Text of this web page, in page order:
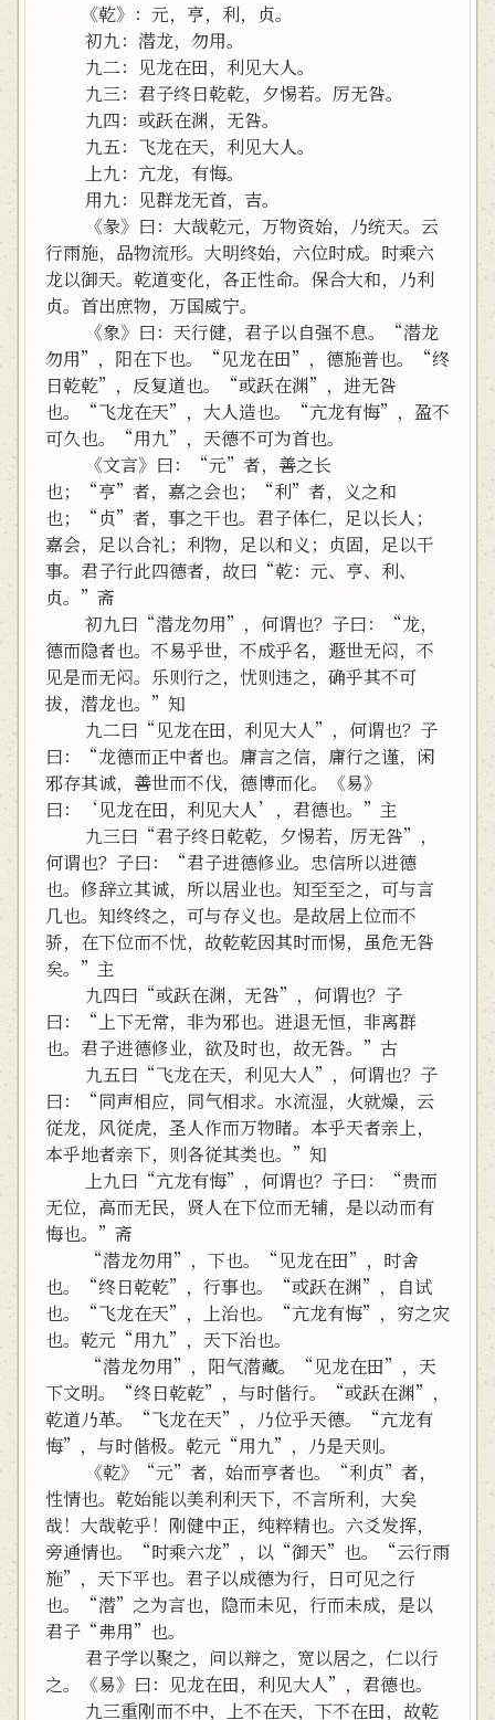
《乾》：元，亨，利，贞。
初九：潜龙，勿用。
九二：见龙在田，利见大人。
九三：君子终日乾乾，夕惕若。厉无咎。
九四：或跃在渊，无咎。
九五：飞龙在天，利见大人。
上九：亢龙，有悔。
用九：见群龙无首，吉。
《彖》曰：大哉乾元，万物资始，乃统天。云
行雨施，品物流形。大明终始，六位时成。时乘六
龙以御天。乾道变化，各正性命。保合大和，乃利
贞。首出庶物，万国威宁。
《象》曰：天行健，君子以自强不息。“潜龙
勿用”，阳在下也。“见龙在田”，德施普也。“终
日乾乾”，反复道也。“或跃在渊”，进无咎
也。“飞龙在天”，大人造也。“亢龙有悔”，盈不
可久也。“用九”，天德不可为首也。
《文言》曰：“元”者，善之长
也；“亨”者，嘉之会也；“利”者，义之和
也；“贞”者，事之干也。君子体仁，足以长人；
嘉会，足以合礼；利物，足以和义；贞固，足以干
事。君子行此四德者，故曰“乾：元、亨、利、
贞。”斋
初九曰“潜龙勿用”，何谓也？子曰：“龙，
德而隐者也。不易乎世，不成乎名，遯世无闷，不
见是而无闷。乐则行之，忧则违之，确乎其不可
拔，潜龙也。”知
九二曰“见龙在田，利见大人”，何谓也？子
曰：“龙德而正中者也。庸言之信，庸行之谨，闲
邪存其诚，善世而不伐，德博而化。《易》
曰：‘见龙在田，利见大人’，君德也。”主
九三曰“君子终日乾乾，夕惕若，厉无咎”，
何谓也？子曰：“君子进德修业。忠信所以进德
也。修辞立其诚，所以居业也。知至至之，可与言
几也。知终终之，可与存义也。是故居上位而不
骄，在下位而不忧，故乾乾因其时而惕，虽危无咎
矣。”主
九四曰“或跃在渊，无咎”，何谓也？子
曰：“上下无常，非为邪也。进退无恒，非离群
也。君子进德修业，欲及时也，故无咎。”古
九五曰“飞龙在天，利见大人”，何谓也？子
曰：“同声相应，同气相求。水流湿，火就燥，云
従龙，风従虎，圣人作而万物睹。本乎天者亲上，
本乎地者亲下，则各従其类也。”知
上九曰“亢龙有悔”，何谓也？子曰：“贵而
无位，高而无民，贤人在下位而无辅，是以动而有
悔也。”斋
“潜龙勿用”，下也。“见龙在田”，时舍
也。“终日乾乾”，行事也。“或跃在渊”，自试
也。“飞龙在天”，上治也。“亢龙有悔”，穷之灾
也。乾元“用九”，天下治也。
“潜龙勿用”，阳气潜藏。“见龙在田”，天
下文明。“终日乾乾”，与时偕行。“或跃在渊”，
乾道乃革。“飞龙在天”，乃位乎天德。“亢龙有
悔”，与时偕极。乾元“用九”，乃是天则。
《乾》“元”者，始而亨者也。“利贞”者，
性情也。乾始能以美利利天下，不言所利，大矣
哉！大哉乾乎！刚健中正，纯粹精也。六爻发挥，
旁通情也。“时乘六龙”，以“御天”也。“云行雨
施”，天下平也。君子以成德为行，日可见之行
也。“潜”之为言也，隐而未见，行而未成，是以
君子“弗用”也。
君子学以聚之，问以辩之，宽以居之，仁以行
之。《易》曰：见龙在田，利见大人”，君德也。
九三重刚而不中，上不在天，下不在田，故乾